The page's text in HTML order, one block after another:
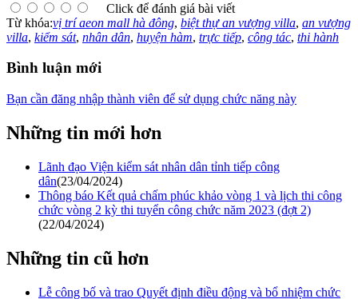
Click để đánh giá bài viết
Từ khóa:vị trí aeon mall hà đông, biệt thự an vượng villa, an vượng
villa, kiểm sát, nhân dân, huyện hàm, trực tiếp, công tác, thi hành
Bình luận mới
Bạn cần đăng nhập thành viên để sử dụng chức năng này
Những tin mới hơn
Lãnh đạo Viện kiểm sát nhân dân tỉnh tiếp công
dân(23/04/2024)
Thông báo Kết quả chấm phúc khảo vòng 1 và lịch thi công
chức vòng 2 kỳ thi tuyển công chức năm 2023 (đợt 2)
(22/04/2024)
Những tin cũ hơn
Lễ công bố và trao Quyết định điều động và bổ nhiệm chức